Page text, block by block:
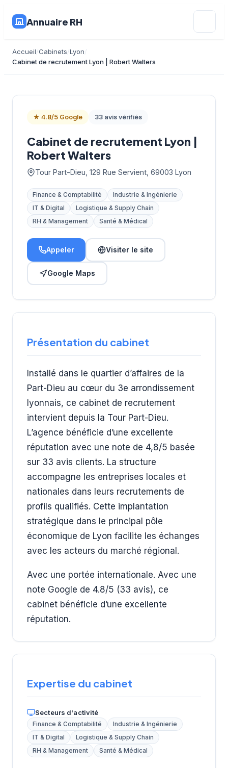
Annuaire RH
Accueil Cabinets Lyon
Cabinet de recrutement Lyon | Robert Walters
★ 4.8/5 Google 33 avis vérifiés
Cabinet de recrutement Lyon |
Robert Walters
Tour Part-Dieu, 129 Rue Servient, 69003 Lyon
Finance & Comptabilité
Industrie & Ingénierie
IT & Digital
Logistique & Supply Chain
RH & Management
Santé & Médical
Appeler Visiter le site
Google Maps
Présentation du cabinet
Installé dans le quartier d’affaires de la
Part-Dieu au cœur du 3e arrondissement
lyonnais, ce cabinet de recrutement
intervient depuis la Tour Part-Dieu.
L’agence bénéficie d’une excellente
réputation avec une note de 4,8/5 basée
sur 33 avis clients. La structure
accompagne les entreprises locales et
nationales dans leurs recrutements de
profils qualifiés. Cette implantation
stratégique dans le principal pôle
économique de Lyon facilite les échanges
avec les acteurs du marché régional.
Avec une portée internationale. Avec une
note Google de 4.8/5 (33 avis), ce
cabinet bénéficie d’une excellente
réputation.
Expertise du cabinet
Secteurs d'activité
Finance & Comptabilité
Industrie & Ingénierie
IT & Digital
Logistique & Supply Chain
RH & Management
Santé & Médical